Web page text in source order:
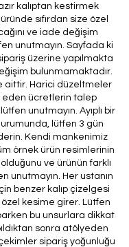
kalıptan kestirmek
sıfırdan size özel
ve iade değişim
unutmayın. Sayfada ki
üzerine yapılmakta
bulunmamaktadır.
aittir. Harici düzeltmeler
eden ücretlerin talep
unutmayın. Ayıplı bir
lütfen 3 gün
Kendi mankenimiz
örnek ürün resimlerinin
ve ürünün farklı
unutmayın. Her ustanın
benzer kalıp çizelgesi
kesime girer. Lütfen
bu unsurlara dikkat
sonra atölyeden
sipariş yoğunluğu